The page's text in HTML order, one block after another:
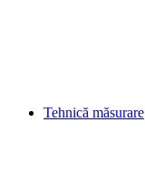
Tehnică măsurare